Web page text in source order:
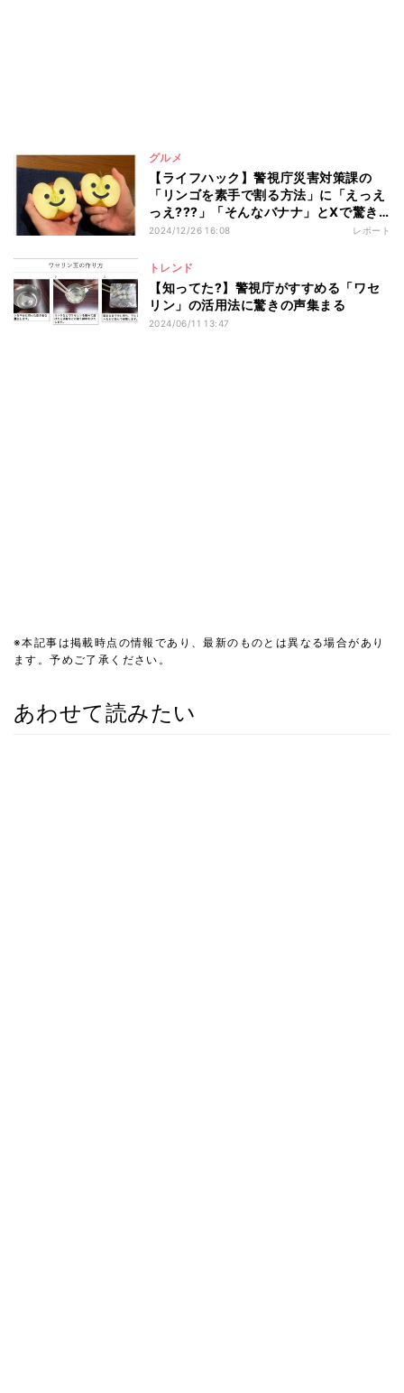
グルメ
【ライフハック】警視庁災害対策課の
「リンゴを素手で割る方法」に「えっえ
っえ???」「そんなバナナ」とXで驚き
の声
2024/12/26 16:08 レポート
トレンド
【知ってた?】警視庁がすすめる「ワセ
リン」の活用法に驚きの声集まる
2024/06/11 13:47
※本記事は掲載時点の情報であり、最新のものとは異なる場合があり
ます。予めご了承ください。
あわせて読みたい